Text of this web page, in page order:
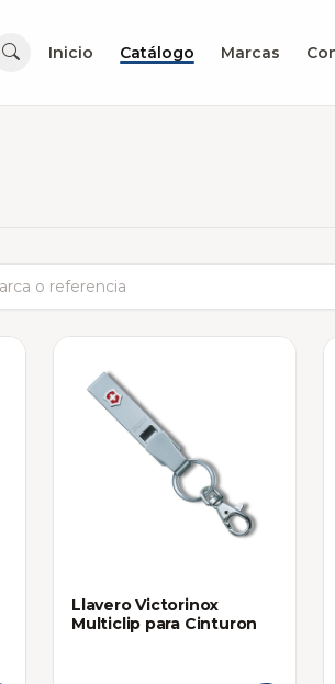
Inicio Catálogo Marcas
Llavero Victorinox
Multiclip para Cinturon